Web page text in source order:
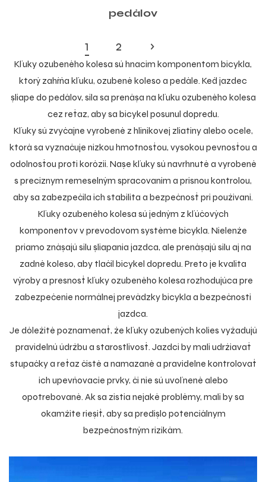
pedálov
1 2 ›
Kľuky ozubeného kolesa sú hnacím komponentom bicykla,
ktorý zahŕňa kľuku, ozubené koleso a pedále. Keď jazdec
šliape do pedálov, sila sa prenáša na kľuku ozubeného kolesa
cez reťaz, aby sa bicykel posunul dopredu.
Kľuky sú zvyčajne vyrobené z hliníkovej zliatiny alebo ocele,
ktorá sa vyznačuje nízkou hmotnosťou, vysokou pevnosťou a
odolnosťou proti korózii. Naše kľuky sú navrhnuté a vyrobené
s precíznym remeselným spracovaním a prísnou kontrolou,
aby sa zabezpečila ich stabilita a bezpečnosť pri používaní.
Kľuky ozubeného kolesa sú jedným z kľúčových
komponentov v prevodovom systéme bicykla. Nielenže
priamo znášajú silu šliapania jazdca, ale prenášajú silu aj na
zadné koleso, aby tlačil bicykel dopredu. Preto je kvalita
výroby a presnosť kľuky ozubeného kolesa rozhodujúca pre
zabezpečenie normálnej prevádzky bicykla a bezpečnosti
jazdca.
Je dôležité poznamenať, že kľuky ozubených kolies vyžadujú
pravidelnú údržbu a starostlivosť. Jazdci by mali udržiavať
stupačky a reťaz čisté a namazané a pravidelne kontrolovať
ich upevňovacie prvky, či nie sú uvoľnené alebo
opotrebované. Ak sa zistia nejaké problémy, mali by sa
okamžite riešiť, aby sa predišlo potenciálnym
bezpečnostným rizikám.